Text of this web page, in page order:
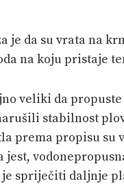
je da su vrata na
na koju pristaje
veliki da
stabilnost
prema propisu su
jest,
spriječiti daljnje